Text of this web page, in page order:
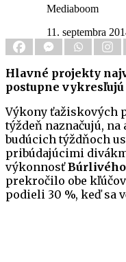
Mediaboom
11. septembra
Hlavné projekty
postupne
Výkony ťažiskových
týždeň naznačujú,
budúcich týždňoch
pribúdajúcimi
výkonnosť
prekročilo obe
podieli 30 %, keď sa